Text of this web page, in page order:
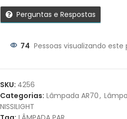
Parcelas:
JUROS
Perguntas e Respostas
74 Pessoas visualizando
SKU: 4256
Categorias: Lâmpada AR70,
NISSILIGHT